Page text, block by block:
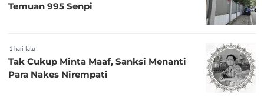
Temuan 995 Senpi
1 hari lalu
Tak Cukup Minta Maaf, Sanksi Menanti
Para Nakes Nirempati